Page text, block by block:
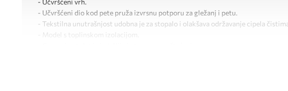
- Učvršćeni dio kod pete pruža izvrsnu potporu za gležanj i petu.
- Tekstilna unutrašnjost udobna je za stopalo i olakšava održavanje cipela
- Model s toplinskom izolacijom.